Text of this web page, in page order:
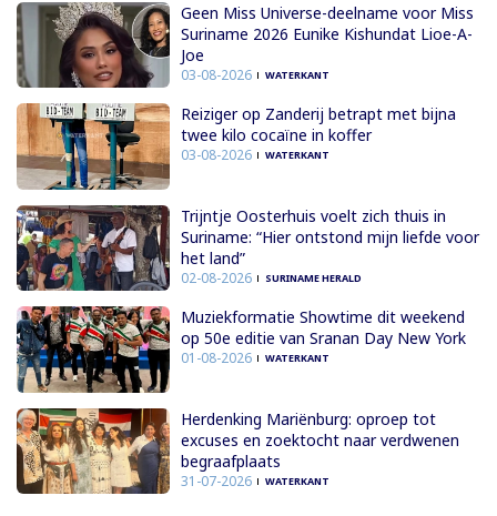
Geen Miss Universe-deelname voor Miss
Suriname 2026 Eunike Kishundat Lioe-A-
Joe
03-08-2026 WATERKANT
Reiziger op Zanderij betrapt met bijna
twee kilo cocaïne in koffer
03-08-2026 WATERKANT
Trijntje Oosterhuis voelt zich thuis in
Suriname: “Hier ontstond mijn liefde voor
het land”
02-08-2026 SURINAME HERALD
Muziekformatie Showtime dit weekend
op 50e editie van Sranan Day New York
01-08-2026 WATERKANT
Herdenking Mariënburg: oproep tot
excuses en zoektocht naar verdwenen
begraafplaats
31-07-2026 WATERKANT